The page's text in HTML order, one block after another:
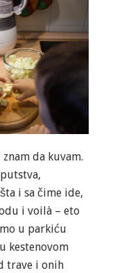
da kuvam.
i sa čime ide,
i voilà – eto
u parkiću
kestenovom
trave i onih